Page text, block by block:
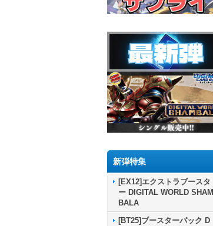
新弾特集
[EX12]エクストラブースタ
ー DIGITAL WORLD SHAM
BALA
[BT25]ブースターパック D